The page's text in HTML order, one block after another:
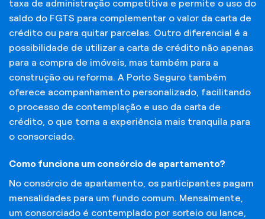
taxa de administração competitiva e permite o uso do
saldo do FGTS para complementar o valor da carta de
crédito ou para quitar parcelas. Outro diferencial é a
possibilidade de utilizar a carta de crédito não apenas
para a compra de imóveis, mas também para a
construção ou reforma. A Porto Seguro também
oferece acompanhamento personalizado, facilitando
o processo de contemplação e uso da carta de
crédito, o que torna a experiência mais tranquila para
o consorciado.
Como funciona um consórcio de apartamento?
No consórcio de apartamento, os participantes pagam
mensalidades para um fundo comum. Mensalmente,
um consorciado é contemplado por sorteio ou lance,